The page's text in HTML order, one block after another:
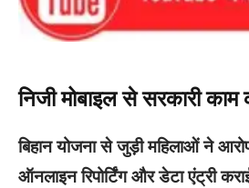
निजी मोबाइल से सरकारी
बिहान योजना से जुड़ी महिलाओं ने
ऑनलाइन रिपोर्टिंग और डेटा एंट्री